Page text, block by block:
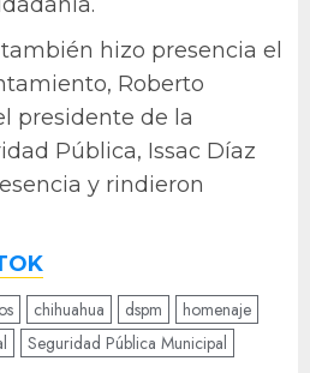
hizo presencia el
Roberto
presidente de la
Pública, Issac Díaz
y rindieron
chihuahua dspm
homenaje
Seguridad Pública Municipal